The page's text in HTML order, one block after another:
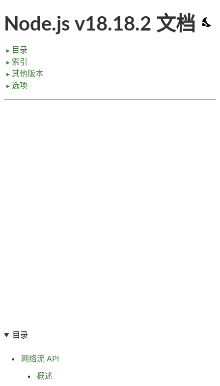
Node.js v18.18.2 文档
► 目录
► 索引
► 其他版本
► 选项
目录
网络流 API
概述